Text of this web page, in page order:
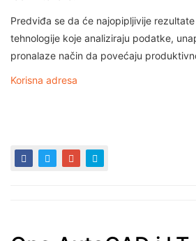
Predviđa se da će najopipljivije
tehnologije koje analiziraju podatke,
pronalaze način da povećaju
Korisna adresa